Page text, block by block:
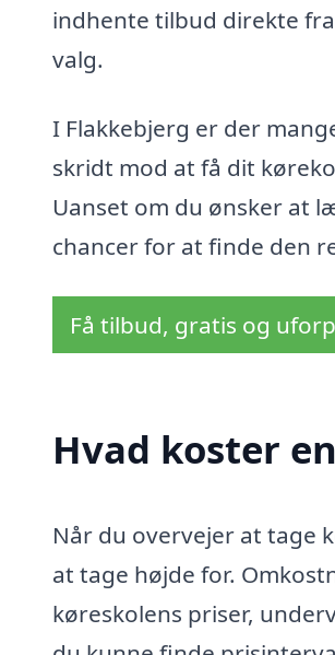
indhente tilbud direkte
valg.
I Flakkebjerg er der
skridt mod at få dit
Uanset om du ønsker at
chancer for at finde den
Få tilbud, gratis og
Hvad koster
Når du overvejer at tage
at tage højde for.
køreskolens priser,